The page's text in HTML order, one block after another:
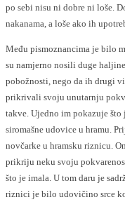
po sebi nisu ni dobre ni loše.
nakanama, a loše ako ih
Među pismoznancima je bilo
su namjerno nosili duge
pobožnosti, nego da ih drugi
prikrivali svoju unutarnju
takve. Ujedno im pokazuje
siromašne udovice u hramu.
novčarke u hramsku riznicu.
prikriju neku svoju
što je imala. U tom daru je
riznici je bilo udovičino srce